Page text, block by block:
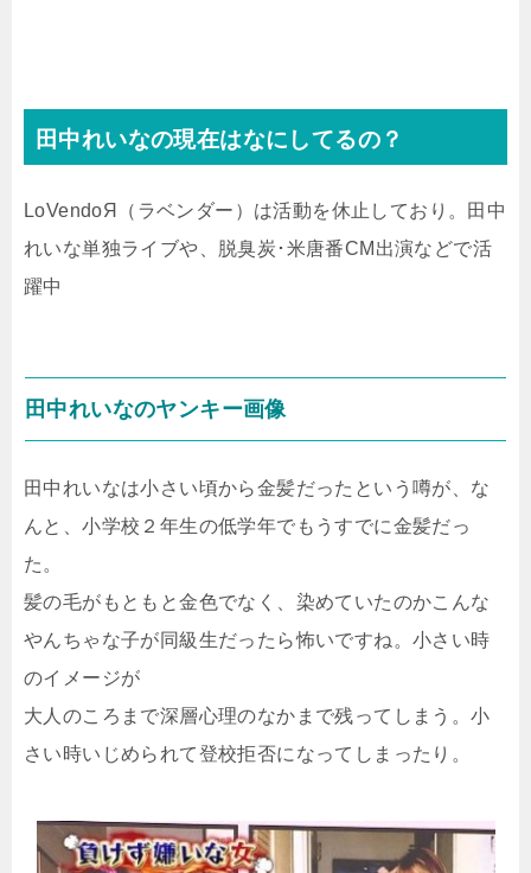
田中れいなの現在はなにしてるの？
LoVendoЯ（ラベンダー）は活動を休止しており。田中
れいな単独ライブや、脱臭炭･米唐番CM出演などで活
躍中
田中れいなのヤンキー画像
田中れいなは小さい頃から金髪だったという噂が、な
んと、小学校２年生の低学年でもうすでに金髪だっ
た。
髪の毛がもともと金色でなく、染めていたのかこんな
やんちゃな子が同級生だったら怖いですね。小さい時
のイメージが
大人のころまで深層心理のなかまで残ってしまう。小
さい時いじめられて登校拒否になってしまったり。